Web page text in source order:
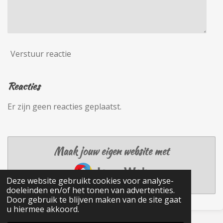
Deze website gebruikt cookies voor analyse-
doeleinden en/of het tonen van advertenties.
Door gebruik te blijven maken van de site gaat
u hiermee akkoord.
Verstuur reactie
Reacties
Er zijn geen reacties geplaatst.
Maak jouw eigen website met
JouwWeb